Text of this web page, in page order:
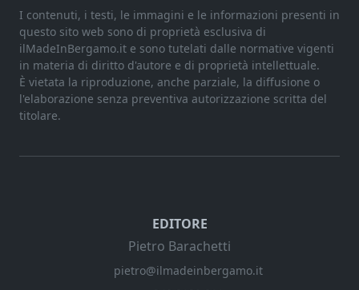
I contenuti, i testi, le immagini e le informazioni presenti in
questo sito web sono di proprietà esclusiva di
ilMadeInBergamo.it e sono tutelati dalle normative vigenti
in materia di diritto d'autore e di proprietà intellettuale.
È vietata la riproduzione, anche parziale, la diffusione o
l'elaborazione senza preventiva autorizzazione scritta del
titolare.
EDITORE
Pietro Barachetti
pietro@ilmadeinbergamo.it